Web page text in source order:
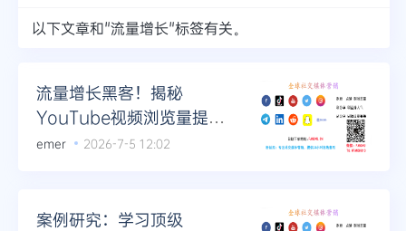
Telegram
更多
以下文章和"流量增长"标签有关。
流量增长黑客！揭秘
YouTube视频浏览量提升
技巧
emer 2026-7-5 12:02
案例研究：学习顶级